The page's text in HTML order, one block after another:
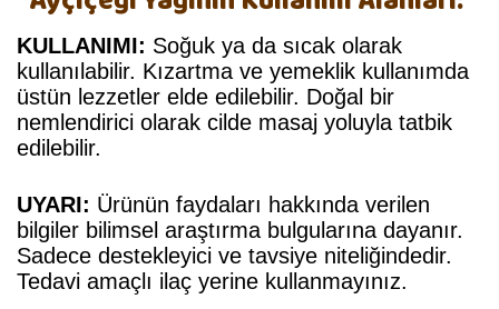
KULLANIMI: Soğuk ya da sıcak olarak
kullanılabilir. Kızartma ve yemeklik kullanımda
üstün lezzetler elde edilebilir. Doğal bir
nemlendirici olarak cilde masaj yoluyla tatbik
edilebilir.
UYARI: Ürünün faydaları hakkında verilen
bilgiler bilimsel araştırma bulgularına dayanır.
Sadece destekleyici ve tavsiye niteliğindedir.
Tedavi amaçlı ilaç yerine kullanmayınız.